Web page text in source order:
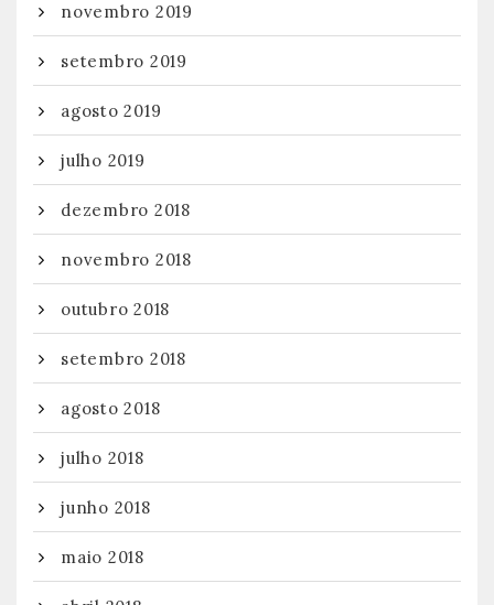
novembro 2019
setembro 2019
agosto 2019
julho 2019
dezembro 2018
novembro 2018
outubro 2018
setembro 2018
agosto 2018
julho 2018
junho 2018
maio 2018